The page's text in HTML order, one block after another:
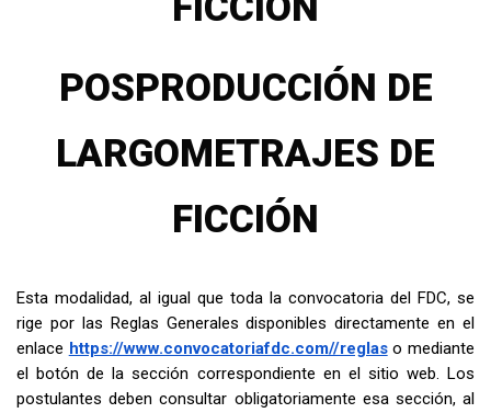
POSPRODUCCIÓN DE
LARGOMETRAJES DE
FICCIÓN
Esta modalidad, al igual que toda la convocatoria del FDC, se
rige por las Reglas Generales disponibles directamente en el
enlace https://www.convocatoriafdc.com//reglaso mediante
el botón de la sección correspondiente en el sitio web. Los
postulantes deben consultar obligatoriamente esa sección, al